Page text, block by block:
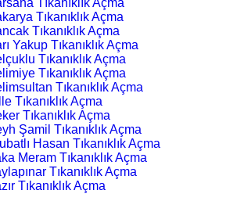
Tıkanıklık Açma
Tıkanıklık Açma
Tıkanıklık Açma
Yakup Tıkanıklık Açma
Tıkanıklık Açma
Tıkanıklık Açma
Tıkanıklık Açma
Tıkanıklık Açma
Tıkanıklık Açma
Şamil Tıkanıklık Açma
Hasan Tıkanıklık Açma
Meram Tıkanıklık Açma
Tıkanıklık Açma
Tıkanıklık Açma